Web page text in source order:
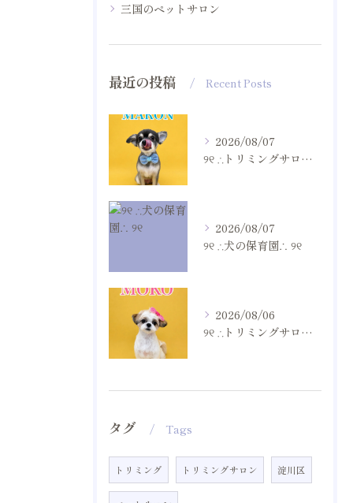
三国のペットサロン
最近の投稿 Recent Posts
2026/08/07
୨୧ ∴トリミングサロン∴ ୨୧
2026/08/07
୨୧ ∴犬の保育園∴ ୨୧
2026/08/06
୨୧ ∴トリミングサロン∴ ୨୧
タグ Tags
トリミング トリミングサロン 淀川区